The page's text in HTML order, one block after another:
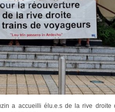
a accueilli élu.e.s de la rive droite